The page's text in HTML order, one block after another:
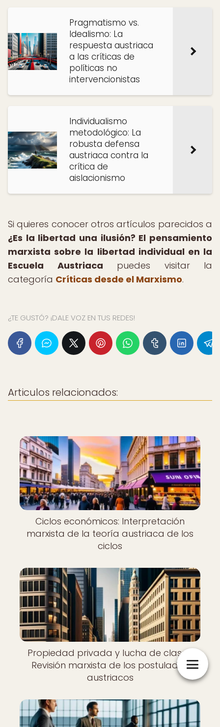
Pragmatismo vs.
Idealismo: La
respuesta austriaca
a las críticas de
políticas no
intervencionistas
Individualismo
metodológico: La
robusta defensa
austriaca contra la
crítica de
aislacionismo
Si quieres conocer otros artículos parecidos a
¿Es la libertad una ilusión? El pensamiento
marxista sobre la libertad individual en la
Escuela Austriaca puedes visitar la
categoría Críticas desde el Marxismo.
¿TE GUSTÓ? ¡DALE VOZ EN TUS REDES!
Articulos relacionados:
Ciclos económicos: Interpretación
marxista de la teoría austriaca de los
ciclos
Propiedad privada y lucha de clases:
Revisión marxista de los postulados
austriacos